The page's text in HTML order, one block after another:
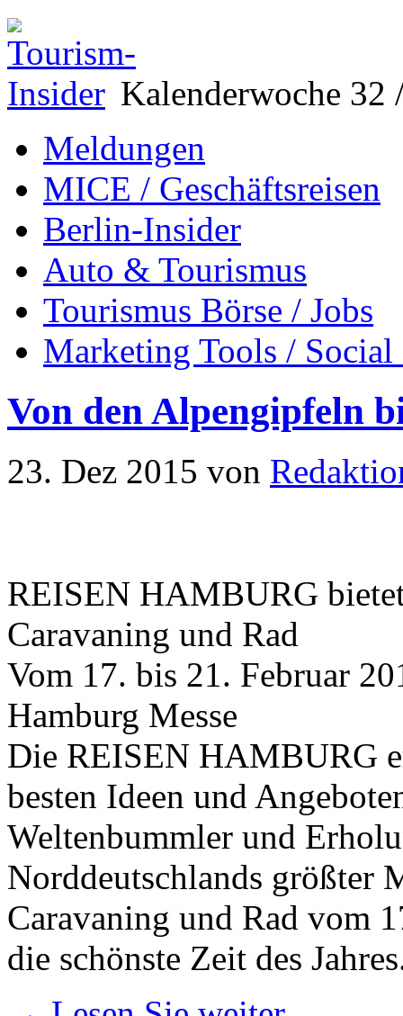
Kalenderwoche 32
Meldungen
MICE / Geschäftsreisen
Berlin-Insider
Auto & Tourismus
Tourismus Börse / Jobs
Marketing Tools /
Von den Alpengipfeln
23. Dez 2015 von
REISEN HAMBURG
Caravaning und Rad
Vom 17. bis 21. Februar
Hamburg Messe
Die REISEN HAMBURG
besten Ideen und
Weltenbummler und
Norddeutschlands größter
Caravaning und Rad vom
die schönste Zeit des